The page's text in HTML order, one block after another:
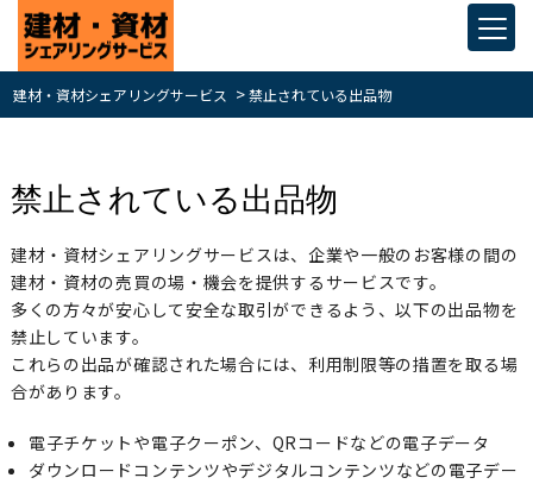
建材・資材シェアリングサービス >禁止されている出品物
禁止されている出品物
建材・資材シェアリングサービスは、企業や一般のお客様の間の
建材・資材の売買の場・機会を提供するサービスです。
多くの方々が安心して安全な取引ができるよう、以下の出品物を
禁止しています。
これらの出品が確認された場合には、利用制限等の措置を取る場
合があります。
電子チケットや電子クーポン、QRコードなどの電子データ
ダウンロードコンテンツやデジタルコンテンツなどの電子デー